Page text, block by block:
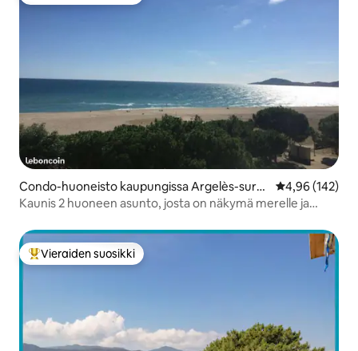
Condo-huoneisto kaupungissa Argelès-sur-
Mer
4,96 (142)
Kaunis 2 huoneen asunto, josta on näkymä merelle ja
Vieraiden suosikkien parhaimmistoa
Vieraiden suosikki